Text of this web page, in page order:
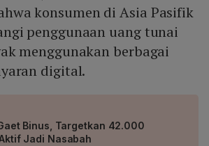
konsumen di Asia Pasifik
penggunaan uang tunai
menggunakan berbagai
digital.
Binus, Targetkan 42.000
Jadi Nasabah